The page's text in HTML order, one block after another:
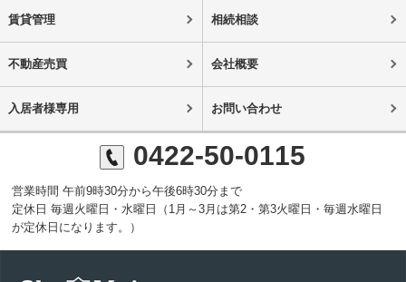
賃貸管理 相続相談
不動産売買 会社概要
入居者様専用 お問い合わせ
0422-50-0115
営業時間 午前9時30分から午後6時30分まで
定休日 毎週火曜日・水曜日（1月～3月は第2・第3火曜日・毎週水曜日
が定休日になります。）